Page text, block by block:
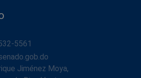
5561
Jiménez Moya,